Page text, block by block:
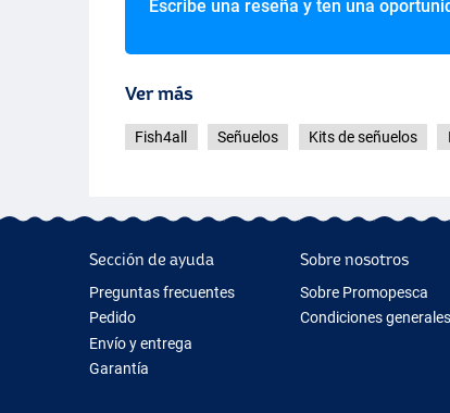
Escribe una reseña y ten una
Ver más
Fish4all Señuelos Kits de señuelos
Sección de ayuda
Preguntas frecuentes
Pedido
Envío y entrega
Garantía
Sobre nosotros
Sobre Promopesca
Condiciones generales